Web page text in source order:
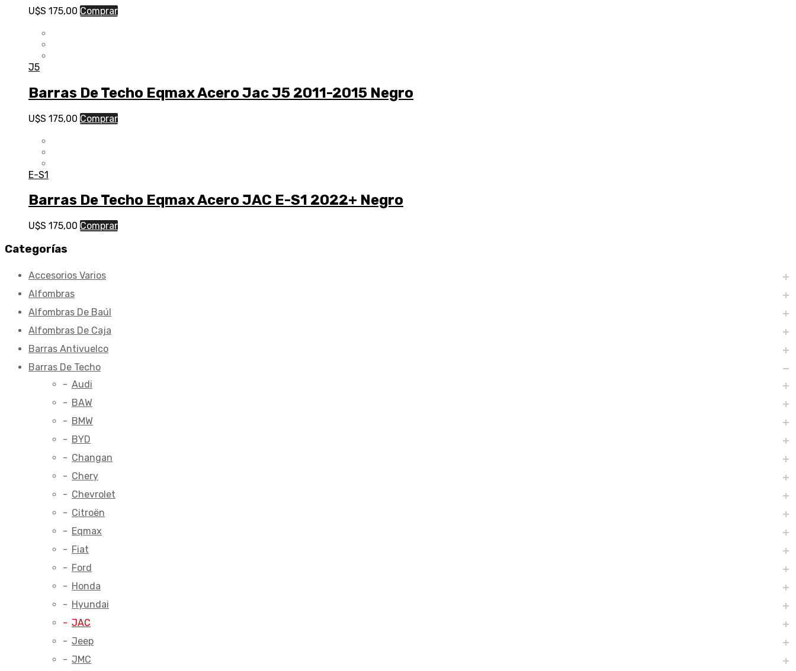
U$S 175,00 Comprar
J5
Barras De Techo Eqmax Acero Jac J5 2011-2015 Negro
U$S 175,00 Comprar
E-S1
Barras De Techo Eqmax Acero JAC E-S1 2022+ Negro
U$S 175,00 Comprar
Categorías
Accesorios Varios
Alfombras
Alfombras De Baúl
Alfombras De Caja
Barras Antivuelco
Barras De Techo
Audi
BAW
BMW
BYD
Changan
Chery
Chevrolet
Citroën
Eqmax
Fiat
Ford
Honda
Hyundai
JAC
Jeep
JMC